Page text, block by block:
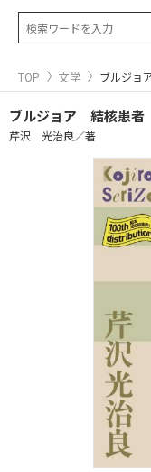
TOP 文学 ブルジョ
ブルジョア 結核患者
芹沢 光治良／著